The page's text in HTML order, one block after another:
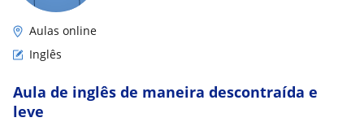
Aulas online
Inglês
Aula de inglês de maneira descontraída e
leve